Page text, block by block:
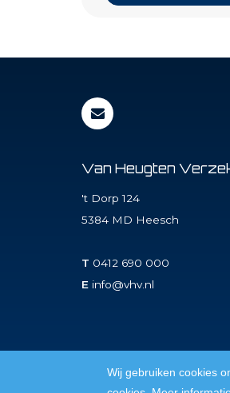
Wij gebruiken cookies
Van Heugten
't Dorp 124
5384 MD Heesch
T 0412 690 000
E info@vhv.nl